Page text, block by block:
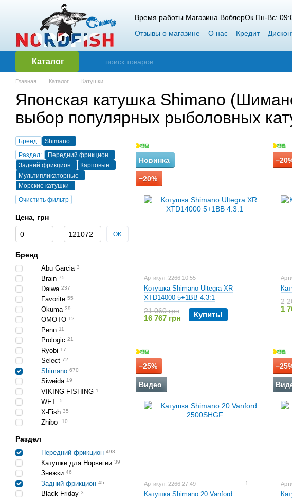
Перейти к основному контенту
Время работы Магазина ВоблерОк Пн-Вс:
Отзывы о магазине
О нас Кредит
Каталог
Главная Каталог Катушки
Японская катушка Shimano
выбор популярных рыболовных
Новинка
−20%
Артикул: 2266.10.55
Котушка Shimano Ultegra XR
XTD14000 5+1BB 4.3:1
21 060 грн
16 767 грн Купить!
2
1
−25%
Видео
Артикул: 2266.27.49 1
Катушка Shimano 20 Vanford
Бренд:
Shimano
Раздел:
Передний фрикцион
Задний фрикцион
Карповые
Мультипликаторные
Морские катушки
Очистить фильтр
Цена, грн
От Цена, грн
До Цена, грн OK
Бренд
Abu Garcia 3
Brain 75
Daiwa 237
Favorite 55
Okuma 39
OMOTO 12
Penn 11
Prologic 21
Ryobi 17
Select 72
Shimano 670
Siweida 19
VIKING FISHING 1
WFT 5
X-Fish 35
Zhibo 10
Раздел
Передний фрикцион 498
Катушки для Норвегии 39
Знижки 46
Задний фрикцион 45
Black Friday 3